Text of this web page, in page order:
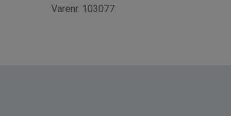
Varenr. 103077